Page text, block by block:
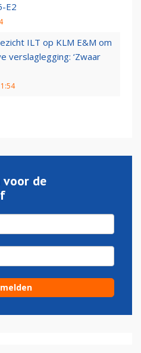
E2
ILT op KLM E&M om
verslaglegging: ‘Zwaar
voor de